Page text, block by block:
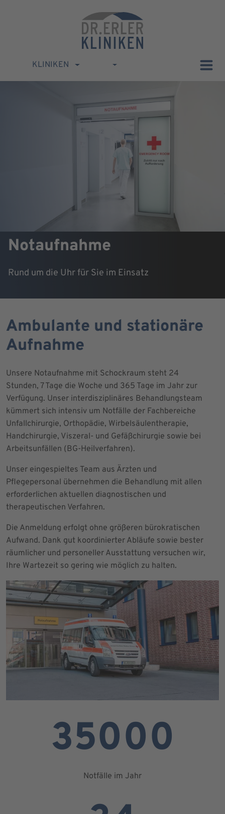
KLINIKEN
Notaufnahme
Rund um die Uhr für Sie im Einsatz
Ambulante und stationäre
Aufnahme
Unsere Notaufnahme mit Schockraum steht 24
Stunden, 7 Tage die Woche und 365 Tage im Jahr zur
Verfügung. Unser interdisziplinäres Behandlungsteam
kümmert sich intensiv um Notfälle der Fachbereiche
Unfallchirurgie, Orthopädie, Wirbelsäulentherapie,
Handchirurgie, Viszeral- und Gefäßchirurgie sowie bei
Arbeitsunfällen (BG-Heilverfahren).
Unser eingespieltes Team aus Ärzten und
Pflegepersonal übernehmen die Behandlung mit allen
erforderlichen aktuellen diagnostischen und
therapeutischen Verfahren.
Die Anmeldung erfolgt ohne größeren bürokratischen
Aufwand. Dank gut koordinierter Abläufe sowie bester
räumlicher und personeller Ausstattung versuchen wir,
Ihre Wartezeit so gering wie möglich zu halten.
35000
Notfälle im Jahr